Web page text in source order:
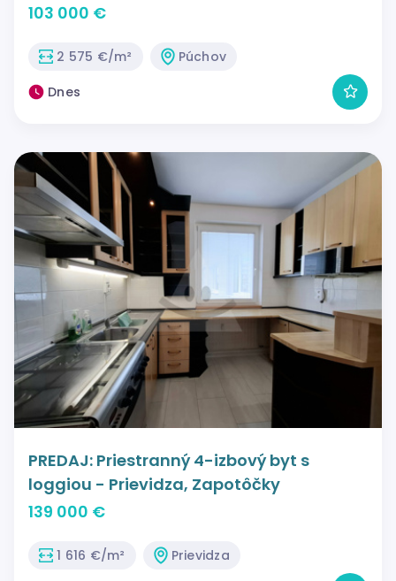
103 000 €
2 575 €/m²
Púchov
Dnes
PREDAJ: Priestranný 4-izbový byt s
loggiou - Prievidza, Zapotôčky
139 000 €
1 616 €/m² Prievidza